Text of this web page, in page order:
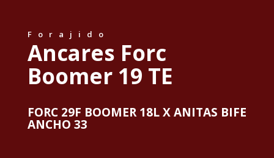
Forajido
Ancares Forc
Boomer 19 TE
FORC 29F BOOMER 18L X ANITAS BIFE
ANCHO 33